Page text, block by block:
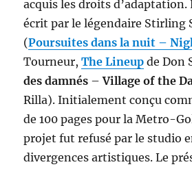
acquis les droits d’adaptation.
écrit par le légendaire Stirling
(Poursuites dans la nuit –
Tourneur,The Lineup de Don
des damnés – Village of the
Rilla). Initialement conçu
de 100 pages pour la Metro-
projet fut refusé par le studio
divergences artistiques. Le